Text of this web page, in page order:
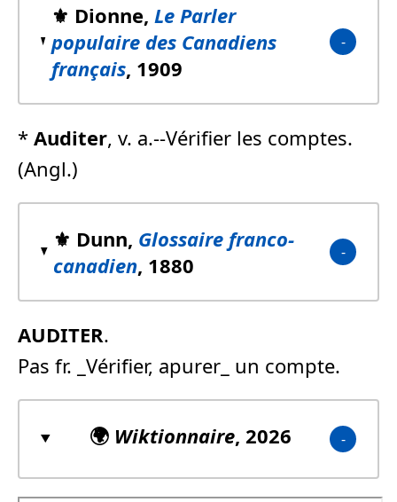
⚜️ Dionne, Le Parler
populaire des Canadiens
français, 1909
* Auditer, v. a.--Vérifier les comptes.
(Angl.)
⚜️ Dunn, Glossaire franco-
canadien, 1880
AUDITER.
Pas fr. _Vérifier, apurer_ un compte.
🌍 Wiktionnaire, 2026